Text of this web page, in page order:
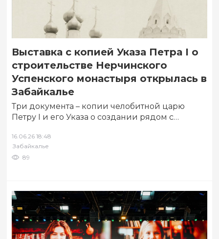
Выставка с копией Указа Петра I о
строительстве Нерчинского
Успенского монастыря открылась в
Забайкалье
Три документа – копии челобитной царю
Петру I и его Указа о создании рядом с
16.06.26 18:48
Забайкалье
89